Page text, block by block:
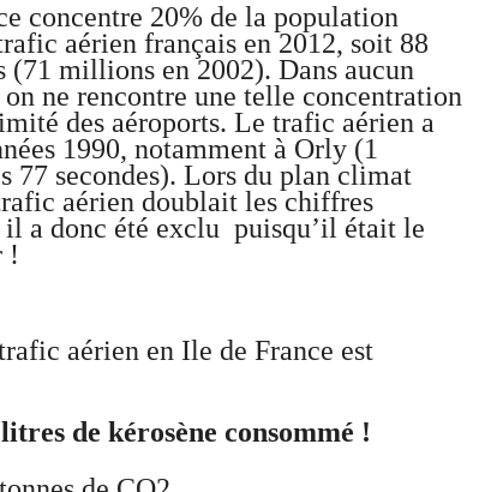
20% de la population
aérien français en 2012, soit 88
(71 millions en 2002). Dans aucun
on ne rencontre une telle concentration
des aéroports. Le trafic aérien a
1990, notamment à Orly (1
77 secondes). Lors du plan climat
aérien doublait les chiffres
il a donc été exclu puisqu’il était le
!
aérien en Ile de France est
de kérosène consommé !